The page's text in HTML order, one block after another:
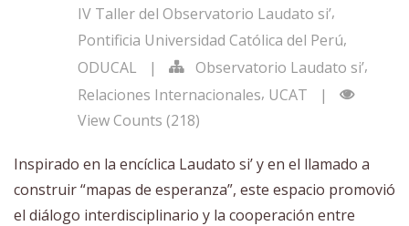
IV Taller del Observatorio Laudato si’,
Pontificia Universidad Católica del Perú,
ODUCAL
| Observatorio Laudato si’,
Relaciones Internacionales, UCAT
|
View Counts (218)
Inspirado en la encíclica Laudato si’ y en el llamado a
construir “mapas de esperanza”, este espacio promovió
el diálogo interdisciplinario y la cooperación entre